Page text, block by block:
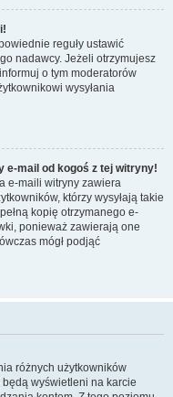
reguły ustawić
nadawcy. Jeżeli otrzymujesz
o tym moderatorów
wysyłania
e-mail od kogoś z tej witryny!
e-maili witryny zawiera
którzy wysyłają takie
kopię otrzymanego e-
ponieważ zawierają one
mógł podjąć
różnych użytkowników
wyświetleni na karcie